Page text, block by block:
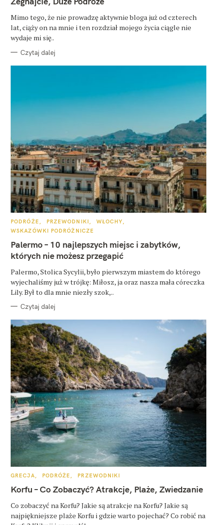
E
O
R
I
Mimo tego, że nie prowadzę aktywnie bloga już od czterech
lat, ciąży on na mnie i ten rozdział mojego życia ciągle nie
wydaje mi się..
Czytaj dalej
K
T
G
O
R
PODRÓŻE PRZEWODNIKI
WŁOCHY
WSKAZÓWKI PODRÓŻNICZE
Palermo – 10 najlepszych miejsc i zabytków,
których nie możesz przegapić
Palermo, Stolica Sycylii, było pierwszym miastem do którego
wyjechaliśmy już w trójkę: Miłosz, ja oraz nasza mała córeczka
Lily. Był to dla mnie niezły szok,..
Czytaj dalej
K
T
E
O
R
I
GRECJA PODRÓŻE PRZEWODNIKI
Korfu – Co Zobaczyć? Atrakcje, Plaże, Zwiedzanie
Co zobaczyć na Korfu? Jakie są atrakcje na Korfu? Jakie są
najpiękniejsze plaże Korfu i gdzie warto pojechać? Co robić na